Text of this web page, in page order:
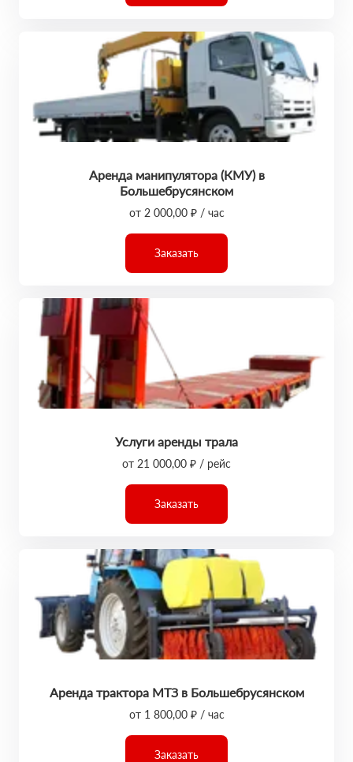
Аренда манипулятора (КМУ) в
Большебрусянском
от 2 000,00 ₽ / час
Заказать
Услуги аренды трала
от 21 000,00 ₽ / рейс
Заказать
Аренда трактора МТЗ в Большебрусянском
от 1 800,00 ₽ / час
Заказать